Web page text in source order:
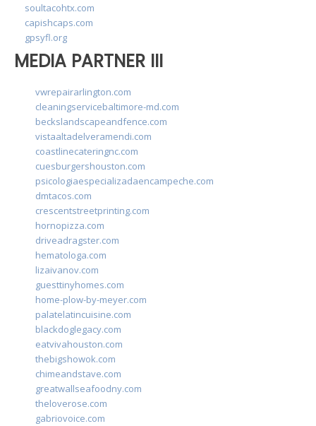
soultacohtx.com
capishcaps.com
gpsyfl.org
MEDIA PARTNER III
vwrepairarlington.com
cleaningservicebaltimore-md.com
beckslandscapeandfence.com
vistaaltadelveramendi.com
coastlinecateringnc.com
cuesburgershouston.com
psicologiaespecializadaencampeche.com
dmtacos.com
crescentstreetprinting.com
hornopizza.com
driveadragster.com
hematologa.com
lizaivanov.com
guesttinyhomes.com
home-plow-by-meyer.com
palatelatincuisine.com
blackdoglegacy.com
eatvivahouston.com
thebigshowok.com
chimeandstave.com
greatwallseafoodny.com
theloverose.com
gabriovoice.com